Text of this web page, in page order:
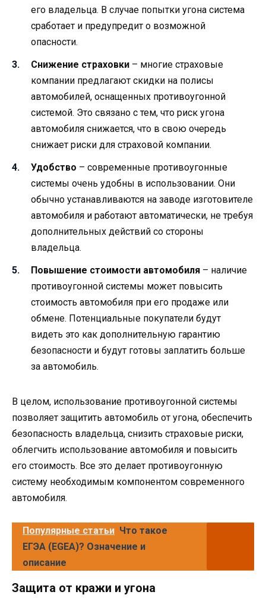
его владельца. В случае попытки угона система
сработает и предупредит о возможной
опасности.
Снижение страховки – многие страховые
компании предлагают скидки на полисы
автомобилей, оснащенных противоугонной
системой. Это связано с тем, что риск угона
автомобиля снижается, что в свою очередь
снижает риски для страховой компании.
Удобство – современные противоугонные
системы очень удобны в использовании. Они
обычно устанавливаются на заводе изготовителе
автомобиля и работают автоматически, не требуя
дополнительных действий со стороны
владельца.
Повышение стоимости автомобиля – наличие
противоугонной системы может повысить
стоимость автомобиля при его продаже или
обмене. Потенциальные покупатели будут
видеть это как дополнительную гарантию
безопасности и будут готовы заплатить больше
за автомобиль.
В целом, использование противоугонной системы
позволяет защитить автомобиль от угона, обеспечить
безопасность владельца, снизить страховые риски,
облегчить использование автомобиля и повысить
его стоимость. Все это делает противоугонную
систему необходимым компонентом современного
автомобиля.
Популярные статьи Что такое
ЕГЭА (EGEA)? Означение и
описание
Защита от кражи и угона